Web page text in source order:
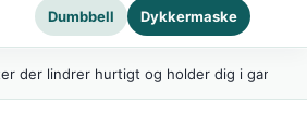
Dumbbell Dykkermaske
der lindrer hurtigt og holder dig i gang